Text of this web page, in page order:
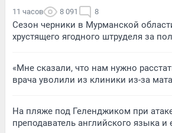
11 часов 8 091 8
Сезон черники в Мурманской
хрустящего ягодного штруделя за
«Мне сказали, что нам нужно
врача уволили из клиники из-за
На пляже под Геленджиком при
преподаватель английского языка и